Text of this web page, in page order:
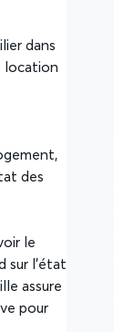
dans
location
des
le
sur l’état
assure
pour